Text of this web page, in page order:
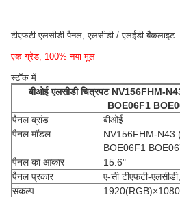
टीएफटी एलसीडी पैनल, एलसीडी / एलईडी बैकलाइट
एक ग्रेड, 100% नया मूल
स्टॉक में
बीओईएलसीडी चित्रपटNV156FHM-
BOE06F1
पैनल ब्रांड
बीओई
पैनल मॉडल
NV156FHM-N43
BOE06F1
पैनल का आकार
15.6"
पैनल प्रकार
ए-सी टीएफटी-
संकल्प